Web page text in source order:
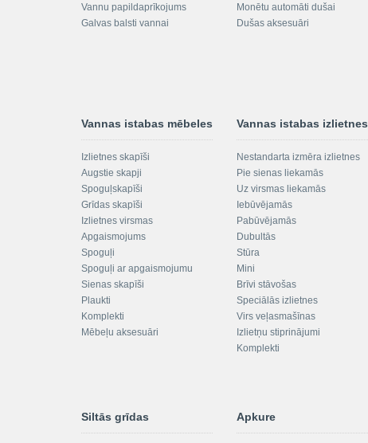
Vannu papildaprīkojums
Galvas balsti vannai
Monētu automāti dušai
Dušas aksesuāri
Vannas istabas mēbeles
Izlietnes skapīši
Augstie skapji
Spoguļskapīši
Grīdas skapīši
Izlietnes virsmas
Apgaismojums
Spoguļi
Spoguļi ar apgaismojumu
Sienas skapīši
Plaukti
Komplekti
Mēbeļu aksesuāri
Vannas istabas izlietnes
Nestandarta izmēra izlietnes
Pie sienas liekamās
Uz virsmas liekamās
Iebūvējamās
Pabūvējamās
Dubultās
Stūra
Mini
Brīvi stāvošas
Speciālās izlietnes
Virs veļasmašīnas
Izlietņu stiprinājumi
Komplekti
Siltās grīdas Apkure